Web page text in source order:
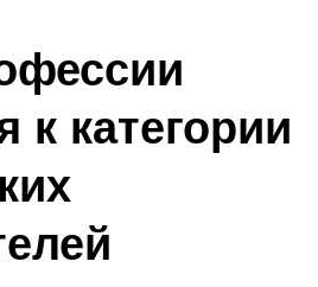
к категории